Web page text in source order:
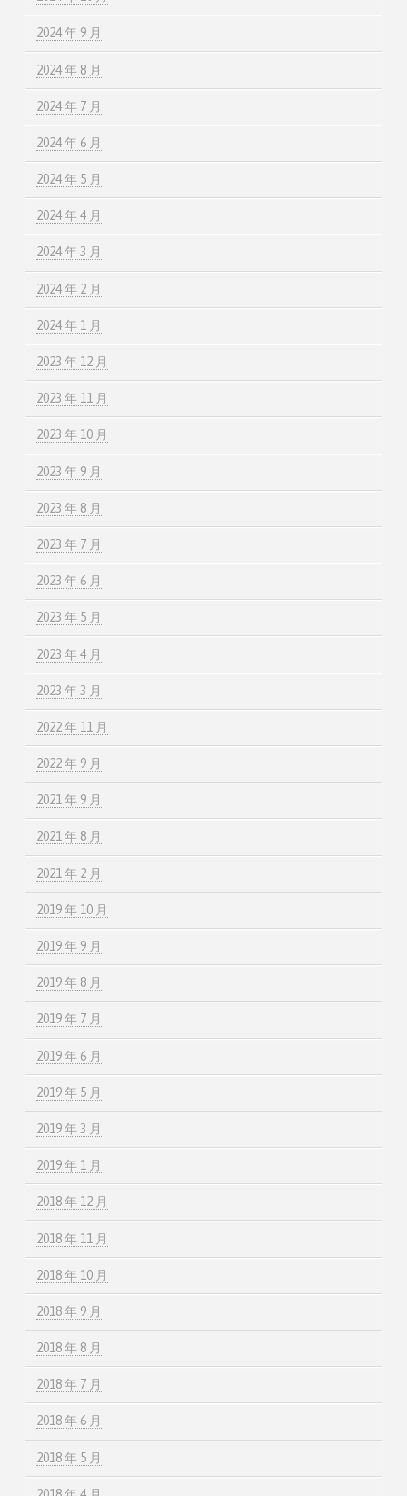
2024 年 9 月
2024 年 8 月
2024 年 7 月
2024 年 6 月
2024 年 5 月
2024 年 4 月
2024 年 3 月
2024 年 2 月
2024 年 1 月
2023 年 12 月
2023 年 11 月
2023 年 10 月
2023 年 9 月
2023 年 8 月
2023 年 7 月
2023 年 6 月
2023 年 5 月
2023 年 4 月
2023 年 3 月
2022 年 11 月
2022 年 9 月
2021 年 9 月
2021 年 8 月
2021 年 2 月
2019 年 10 月
2019 年 9 月
2019 年 8 月
2019 年 7 月
2019 年 6 月
2019 年 5 月
2019 年 3 月
2019 年 1 月
2018 年 12 月
2018 年 11 月
2018 年 10 月
2018 年 9 月
2018 年 8 月
2018 年 7 月
2018 年 6 月
2018 年 5 月